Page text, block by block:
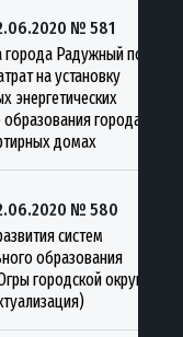
№ 581
города Радужный по
на установку
энергетических
города
домах
№ 580
систем
образования
городской округ